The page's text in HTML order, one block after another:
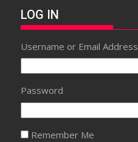
LOG IN
Username or Email Address
Password
Remember Me